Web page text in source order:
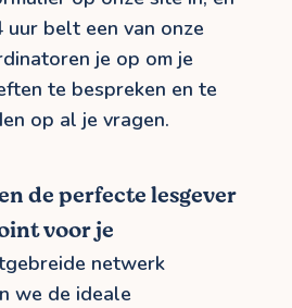
uur belt een van onze
je op om je
te bespreken en te
op al je vragen.
de perfecte lesgever
voor je
netwerk
we de ideale